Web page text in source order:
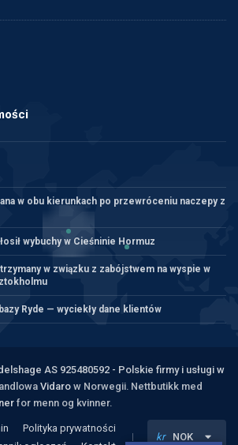
w obu kierunkach po przewróceniu naczepy z
wybuchy w Cieśninie Hormuz
w związku z zabójstwem na wyspie w
Ryde — wyciekły dane klientów
AS 925480592 - Polskie firmy i usługi w
Vidaro w Norwegii. Nettbutikk med
for menn og kvinner.
Polityka prywatności
kr NOK